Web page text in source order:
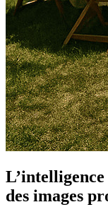
des images